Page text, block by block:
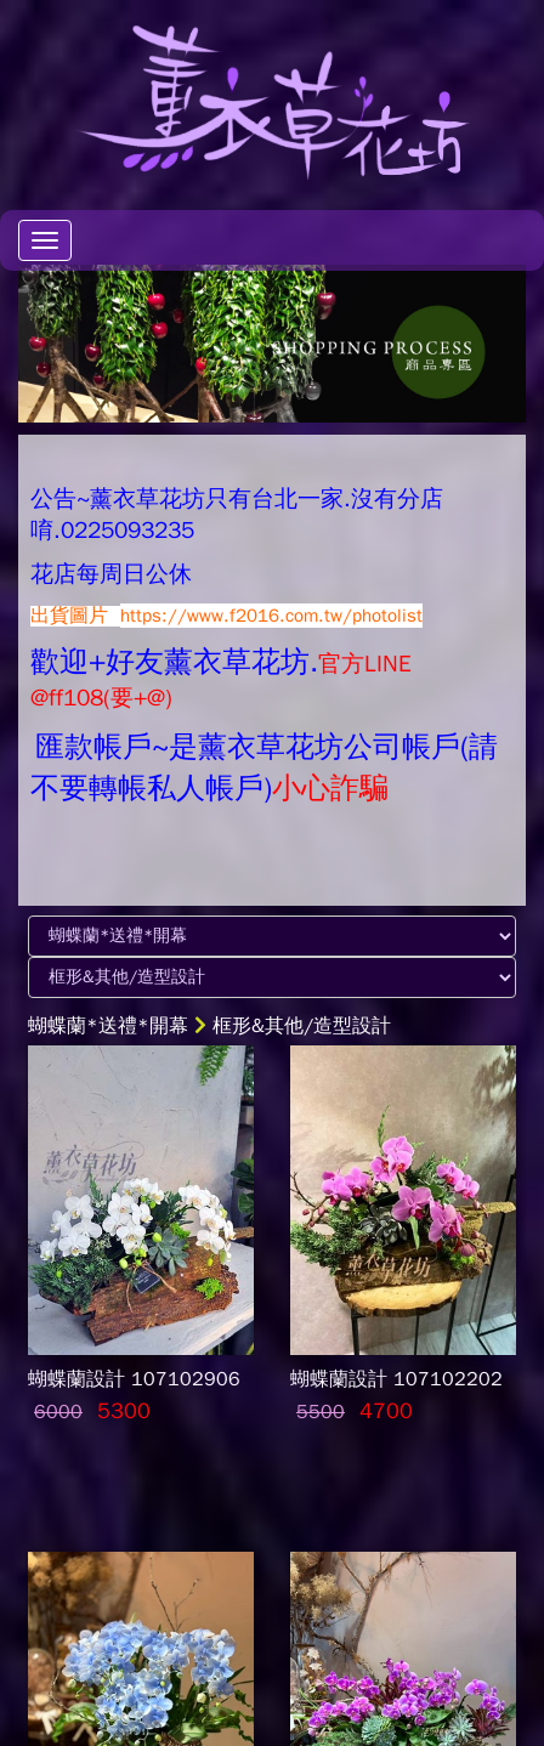
Toggle
navigation
公告~薰衣草花坊只有台北一家.沒有分店
唷.0225093235
花店每周日公休
出貨圖片 https://www.f2016.com.tw/photolist
歡迎+好友薰衣草花坊.官方LINE
@ff108(要+@)
匯款帳戶~是薰衣草花坊公司帳戶(請
不要轉帳私人帳戶)小心詐騙
蝴蝶蘭*送禮*開幕 框形&其他/造型設計
蝴蝶蘭設計 107102906
6000
5300
蝴蝶蘭設計 107102202
5500 4700